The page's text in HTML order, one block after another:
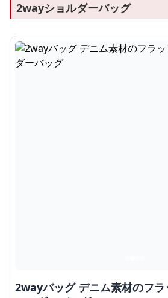
2wayショルダーバッグ
2wayバッグ デニム素材のフ